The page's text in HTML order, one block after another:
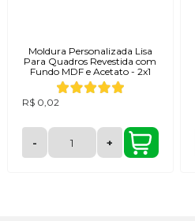
Moldura Personalizada Lisa
Para Quadros Revestida com
Fundo MDF e Acetato - 2x1
R$ 0,02
- +